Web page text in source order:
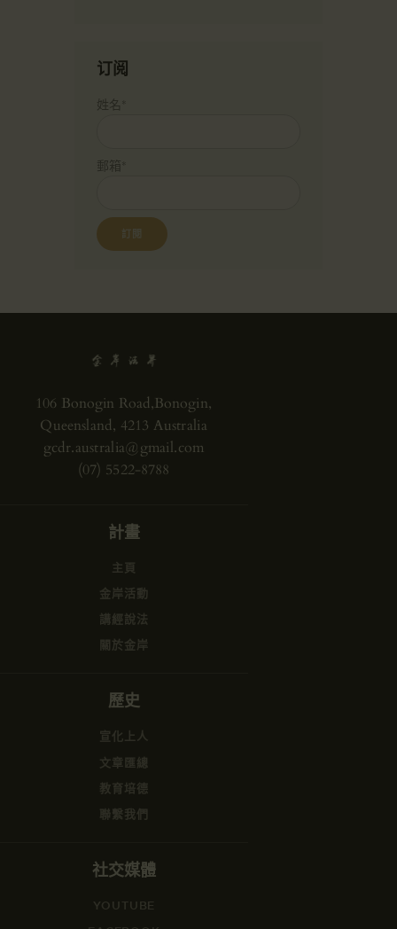
订阅
姓名*
郵箱*
106 Bonogin Road,Bonogin,
Queensland, 4213 Australia
gcdr.australia@gmail.com
(07) 5522-8788
計畫
主頁
金岸活動
講經說法
關於金岸
歷史
宣化上人
文章匯總
教育培德
聯繫我們
社交媒體
YOUTUBE